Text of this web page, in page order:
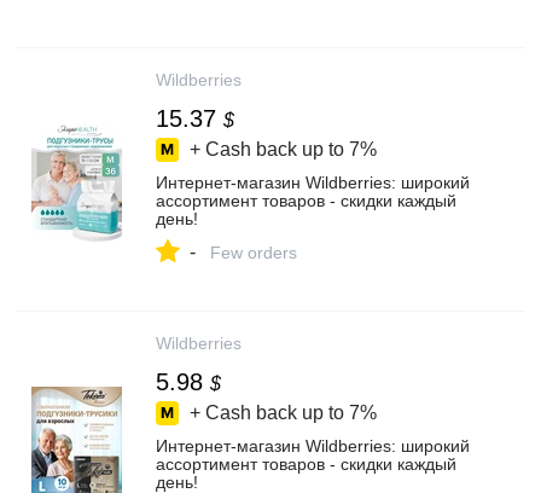
Wildberries
15.37 $
+ Cash back up to 7%
Интернет‑магазин Wildberries: широкий
ассортимент товаров - скидки каждый
день!
- Few orders
Wildberries
5.98 $
+ Cash back up to 7%
Интернет‑магазин Wildberries: широкий
ассортимент товаров - скидки каждый
день!